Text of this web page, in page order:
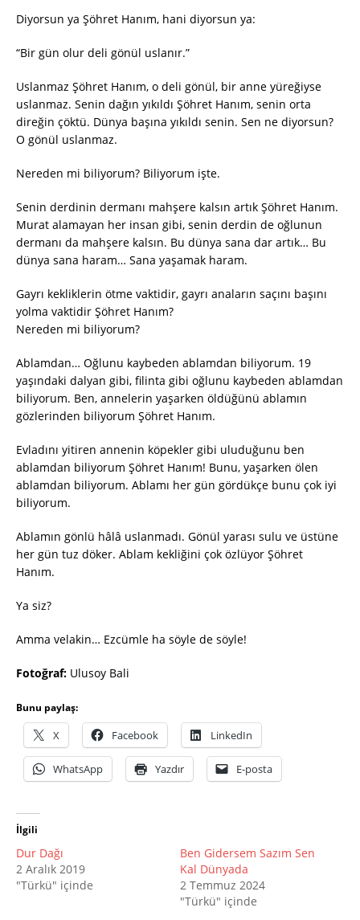
Diyorsun ya Şöhret Hanım, hani diyorsun ya:
“Bir gün olur deli gönül uslanır.”
Uslanmaz Şöhret Hanım, o deli gönül, bir anne yüreğiyse
uslanmaz. Senin dağın yıkıldı Şöhret Hanım, senin orta
direğin çöktü. Dünya başına yıkıldı senin. Sen ne diyorsun?
O gönül uslanmaz.
Nereden mi biliyorum? Biliyorum işte.
Senin derdinin dermanı mahşere kalsın artık Şöhret Hanım.
Murat alamayan her insan gibi, senin derdin de oğlunun
dermanı da mahşere kalsın. Bu dünya sana dar artık… Bu
dünya sana haram… Sana yaşamak haram.
Gayrı kekliklerin ötme vaktidir, gayrı anaların saçını başını
yolma vaktidir Şöhret Hanım?
Nereden mi biliyorum?
Ablamdan… Oğlunu kaybeden ablamdan biliyorum. 19
yaşındaki dalyan gibi, filinta gibi oğlunu kaybeden ablamdan
biliyorum. Ben, annelerin yaşarken öldüğünü ablamın
gözlerinden biliyorum Şöhret Hanım.
Evladını yitiren annenin köpekler gibi uluduğunu ben
ablamdan biliyorum Şöhret Hanım! Bunu, yaşarken ölen
ablamdan biliyorum. Ablamı her gün gördükçe bunu çok iyi
biliyorum.
Ablamın gönlü hâlâ uslanmadı. Gönül yarası sulu ve üstüne
her gün tuz döker. Ablam kekliğini çok özlüyor Şöhret
Hanım.
Ya siz?
Amma velakin… Ezcümle ha söyle de söyle!
Fotoğraf: Ulusoy Bali
Bunu paylaş:
X Facebook LinkedIn
WhatsApp Yazdır E-posta
İlgili
Dur Dağı
2 Aralık 2019
"Türkü" içinde
Ben Gidersem Sazım Sen
Kal Dünyada
2 Temmuz 2024
"Türkü" içinde